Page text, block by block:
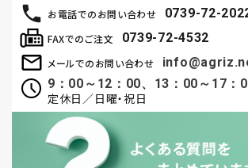
お電話でのお問い合わせ 0739-72-
メールでのお問い合わせ
9：00～12：00、13：00～17：
定休日／日曜・祝日
FAXでのご注文 0739-72-4532